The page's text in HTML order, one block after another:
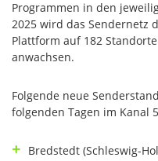
Programmen in den
2025 wird das Sendernetz
Plattform auf 182
anwachsen.
Folgende neue
folgenden Tagen im Kanal
Bredstedt (Schleswig-